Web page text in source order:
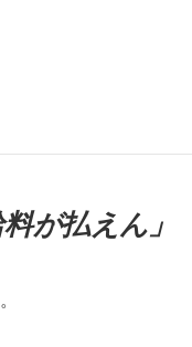
が払えん」